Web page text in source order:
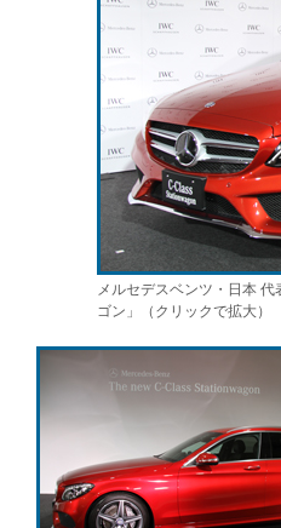
メルセデスベンツ・日本
ゴン」（クリックで拡大）